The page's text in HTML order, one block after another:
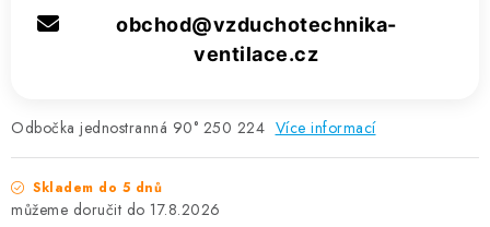
Odbočka jednostranná 90° 250 224 Více informací
Skladem do 5 dnů
17.8.2026
obchod@vzduchotechnika-
ventilace.cz